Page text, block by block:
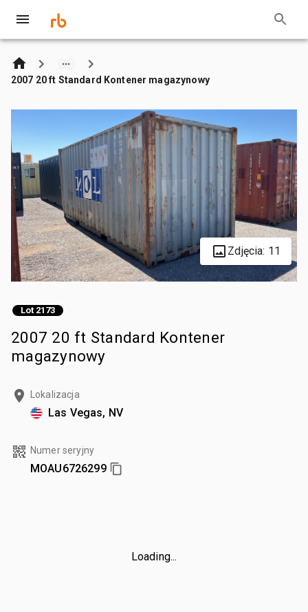
2007 20 ft Standard Kontener magazynowy
Zdjęcia: 11
Lot 2173
2007 20 ft Standard Kontener
magazynowy
Lokalizacja
Las Vegas, NV
Numer seryjny
MOAU6726299
Loading...